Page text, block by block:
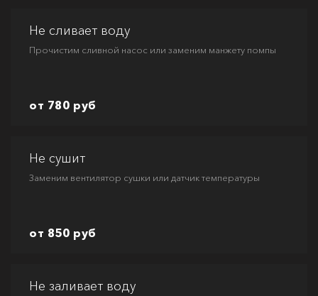
Не сливает воду
Прочистим сливной насос или заменим манжету помпы
от 780 руб
Не сушит
Заменим вентилятор сушки или датчик температуры
от 850 руб
Не заливает воду